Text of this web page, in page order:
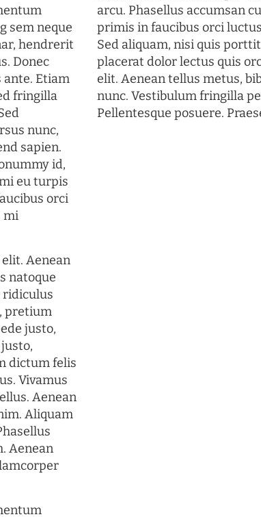
sem neque
hendrerit
Donec
ante. Etiam
fringilla
nunc,
sapien.
id,
eu turpis
orci
mi
Aenean
natoque
ridiculus
pretium
justo,
dictum felis
Vivamus
Aenean
Aliquam
Aenean
arcu. Phasellus accumsan
primis in faucibus orci
Sed aliquam, nisi quis
placerat dolor lectus quis
elit. Aenean tellus metus,
nunc. Vestibulum fringilla
Pellentesque posuere.